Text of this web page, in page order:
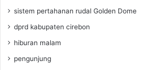
sistem pertahanan rudal Golden Dome
dprd kabupaten cirebon
hiburan malam
pengunjung